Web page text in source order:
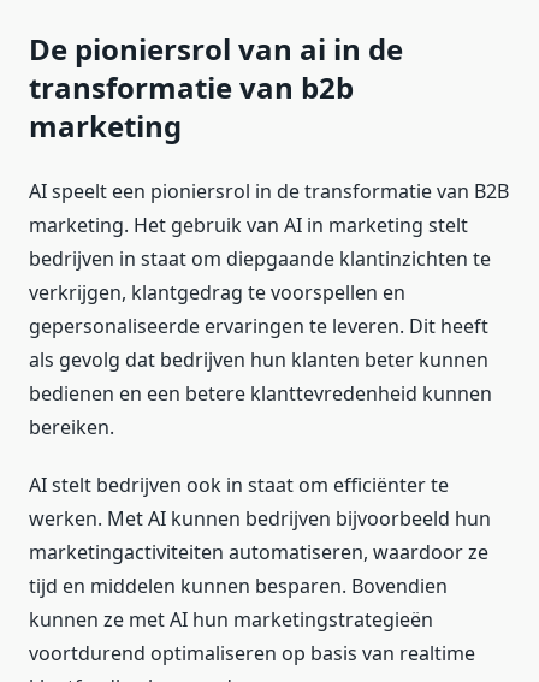
De pioniersrol van ai in de
transformatie van b2b
marketing
AI speelt een pioniersrol in de transformatie van B2B
marketing. Het gebruik van AI in marketing stelt
bedrijven in staat om diepgaande klantinzichten te
verkrijgen, klantgedrag te voorspellen en
gepersonaliseerde ervaringen te leveren. Dit heeft
als gevolg dat bedrijven hun klanten beter kunnen
bedienen en een betere klanttevredenheid kunnen
bereiken.
AI stelt bedrijven ook in staat om efficiënter te
werken. Met AI kunnen bedrijven bijvoorbeeld hun
marketingactiviteiten automatiseren, waardoor ze
tijd en middelen kunnen besparen. Bovendien
kunnen ze met AI hun marketingstrategieën
voortdurend optimaliseren op basis van realtime